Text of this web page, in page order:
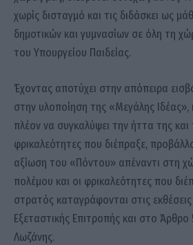
χωρίς δισταγμό και τις διδάσκει ως
δημοτικών και γυμνασίων σε όλη τη
του Υπουργείου Παιδείας.
Έχοντας αποτύχει στην απόπειρα
στην υλοποίηση της «Μεγάλης Ιδέας»,
πλέον να συγκαλύψει την ήττα της και
φρικαλεότητες που διέπραξε,
αξίωση του «Πόντου» απέναντι στη
πολέμου και οι φρικαλεότητες που
στρατός καταγράφονται στις
Εξεταστικής Επιτροπής και στο Άρθρο
Λωζάνης.